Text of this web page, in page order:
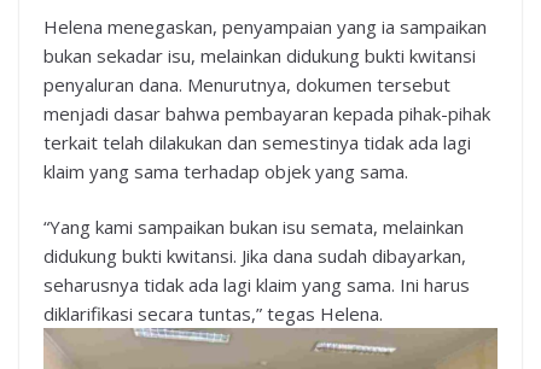
Helena menegaskan, penyampaian yang ia sampaikan
bukan sekadar isu, melainkan didukung bukti kwitansi
penyaluran dana. Menurutnya, dokumen tersebut
menjadi dasar bahwa pembayaran kepada pihak-pihak
terkait telah dilakukan dan semestinya tidak ada lagi
klaim yang sama terhadap objek yang sama.
“Yang kami sampaikan bukan isu semata, melainkan
didukung bukti kwitansi. Jika dana sudah dibayarkan,
seharusnya tidak ada lagi klaim yang sama. Ini harus
diklarifikasi secara tuntas,” tegas Helena.